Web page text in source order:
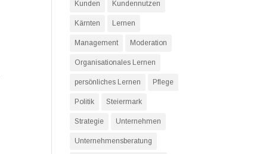
Kunden Kundennutzen
Kärnten Lernen
Management Moderation
Organisationales Lernen
persönliches Lernen Pflege
Politik Steiermark
Strategie Unternehmen
Unternehmensberatung